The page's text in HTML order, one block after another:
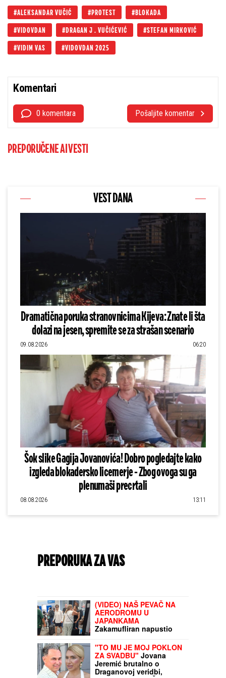
ALEKSANDAR VUČIĆ PROTEST BLOKADA
VIDOVDAN DRAGAN J . VUČIĆEVIĆ STEFAN MIRKOVIĆ
VIDIM VAS VIDOVDAN 2025
Komentari
0 komentara Pošaljite komentar
PREPORUČENE AI VESTI
VEST DANA
Dramatična poruka stranovnicima Kijeva: Znate li šta
dolazi na jesen, spremite se za strašan scenario
09.08.2026 06:20
Šok slike Gagija Jovanovića! Dobro pogledajte kako
izgleda blokadersko licemerje - Zbog ovoga su ga
plenumaši precrtali
08.08.2026 13:11
PREPORUKA ZA VAS